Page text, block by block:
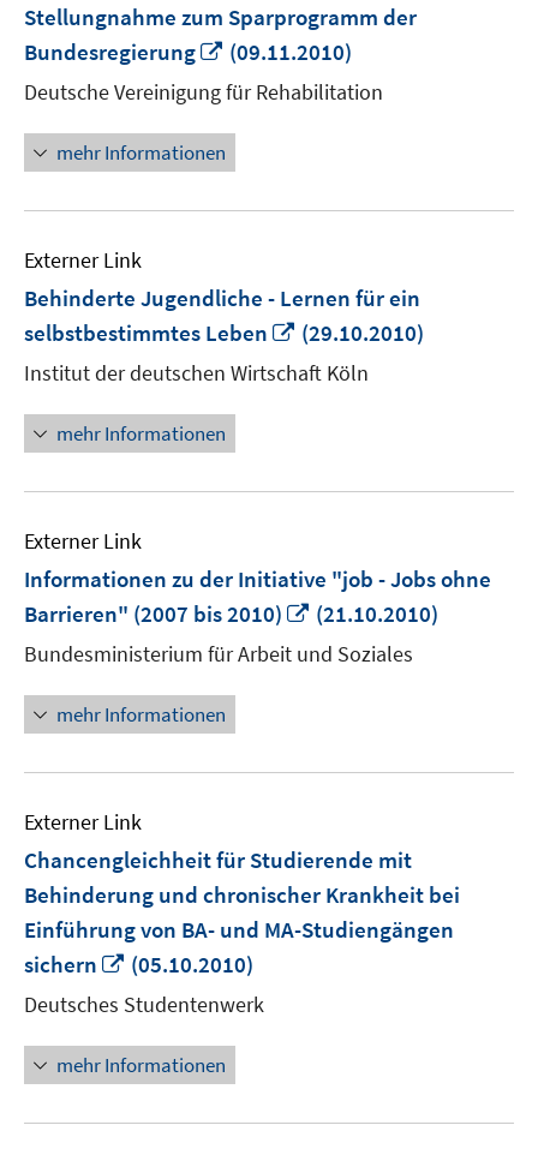
Stellungnahme zum Sparprogramm der
Bundesregierung
In
neuem
Fenster
öffnen
(09.11.2010)
Deutsche Vereinigung für Rehabilitation
mehr Informationen
Externer Link
Behinderte Jugendliche - Lernen für ein
selbstbestimmtes Leben
In
neuem
Fenster
(29.10.2010)
Institut der deutschen Wirtschaft Köln
mehr Informationen
Externer Link
Informationen zu der Initiative "job - Jobs ohne
Barrieren" (2007 bis 2010)
In
neuem
Fenster
(21.10.2010)
Bundesministerium für Arbeit und Soziales
mehr Informationen
Externer Link
Chancengleichheit für Studierende mit
Behinderung und chronischer Krankheit bei
Einführung von BA- und MA-Studiengängen
sichern
In
neuem
Fenster
öffnen
(05.10.2010)
Deutsches Studentenwerk
mehr Informationen